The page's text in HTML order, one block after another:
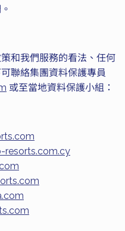
和我們服務的看法、任何
聯絡集團資料保護專員
或至當地資料保護小組：
resorts.com.cy